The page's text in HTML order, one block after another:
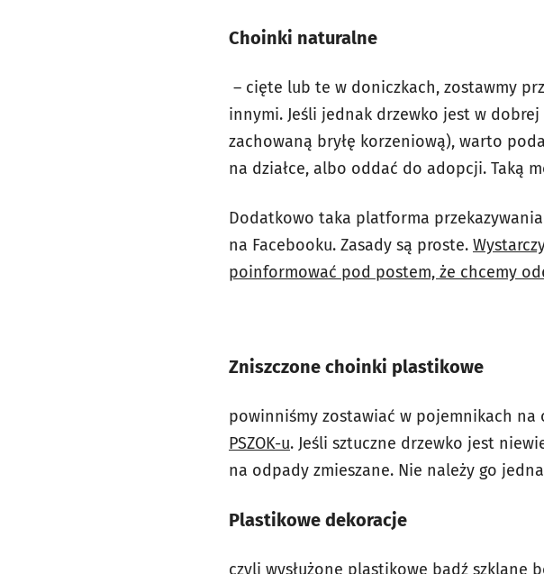
Choinki naturalne
– cięte lub te w doniczkach, zostawmy
innymi. Jeśli jednak drzewko jest w
zachowaną bryłę korzeniową), warto
na działce, albo oddać do adopcji. Taką
Dodatkowo taka platforma
na Facebooku. Zasady są proste.
poinformować pod postem, że chcemy
Zniszczone choinki plastikowe
powinniśmy zostawiać w pojemnikach
PSZOK-u. Jeśli sztuczne drzewko jest
na odpady zmieszane. Nie należy go
Plastikowe dekoracje
czyli wysłużone plastikowe bądź szklane